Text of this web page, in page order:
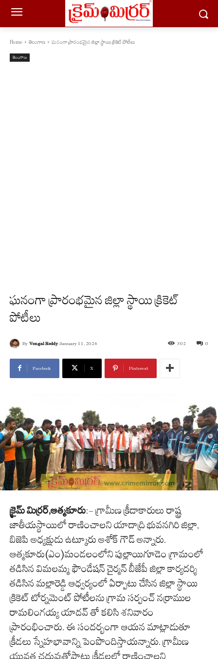
Home తెలంగాణ ఘనంగా ప్రారంభమైన జిల్లా స్థాయి క్రికెట్ పోటీలు
తెలంగాణ
ఘనంగా ప్రారంభమైన జిల్లా స్థాయి క్రికెట్
పోటీలు
By Vengal Reddy January 11, 2026 0
302
Facebook X Pinterest
క్రైమ్ మిర్రర్,ఆత్మకూరు:- గ్రామీణ క్రీడాకారులు రాష్ట్ర
జాతీయస్థాయిలో రాణించాలని యాదాద్రి భువనగిరి జిల్లా,
బిజెపి అధ్యక్షుడు ఉట్కూరు అశోక్ గౌడ్ అన్నారు.
ఆత్మకూరు(ఎం)మండలంలోని పుల్లాయిగూడెం గ్రామంలో
తడిసిన విమలమ్మ ఫౌండేషన్ చైర్మన్ బీజేపీ జిల్లా కార్యదర్శి
తడిసిన మల్లారెడ్డి ఆధ్వర్యంలో ఏర్పాటు చేసిన జిల్లా స్థాయి
క్రికెట్ టోర్నమెంట్ పోటీలను గ్రామ సర్పంచ్ నర్రాముల
రామలింగయ్య యాదవ్ తో కలిసి శనివారం
ప్రారంభించారు. ఈ సందర్భంగా ఆయన మాట్లాడుతూ
క్రీడలు స్నేహభావాన్ని పెంపొందిస్తాయన్నారు. గ్రామీణ
యువత చదువుతోపాటు క్రీడలలో రాణించాలని